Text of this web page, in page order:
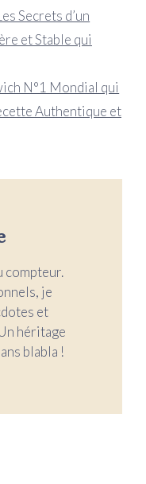
Secrets d’un
et Stable qui
N°1 Mondial qui
Authentique et
compteur.
je
et
héritage
blabla !